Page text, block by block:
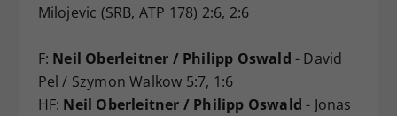
Milojevic (SRB, ATP 178) 2:6, 2:6
F: Neil Oberleitner / Philipp Oswald - David
Pel / Szymon Walkow 5:7, 1:6
HF: Neil Oberleitner / Philipp Oswald - Jonas